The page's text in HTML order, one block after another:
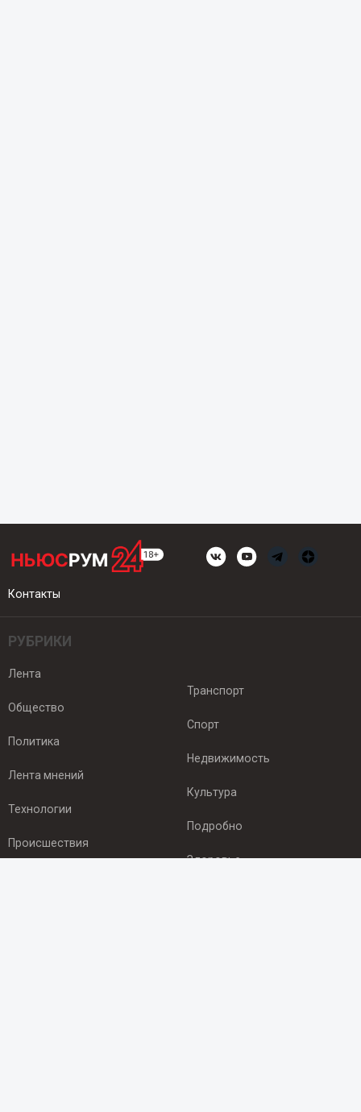
Контакты
РУБРИКИ
Лента
Общество
Политика
Лента мнений
Технологии
Происшествия
Транспорт
Спорт
Недвижимость
Культура
Подробно
Здоровье